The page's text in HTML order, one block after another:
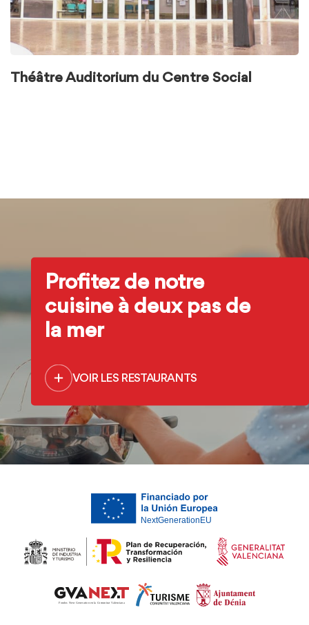
Théâtre Auditorium du Centre Social
Profitez de notre
cuisine à deux pas de
la mer
VOIR LES RESTAURANTS